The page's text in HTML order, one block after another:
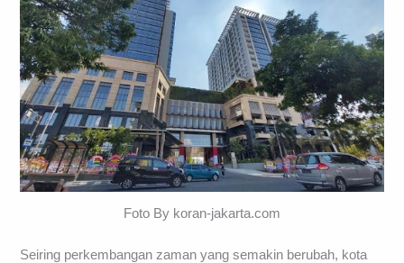
Foto By koran-jakarta.com
Seiring perkembangan zaman yang semakin berubah, kota